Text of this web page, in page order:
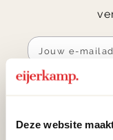
Deze website
Door te